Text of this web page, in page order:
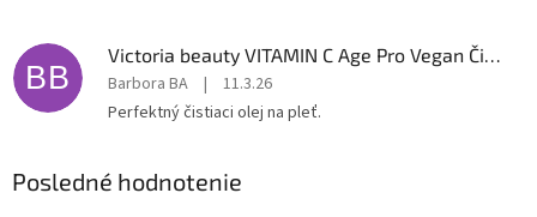
BB
Victoria beauty VITAMIN C Age Pro Vegan Čistiaci pleťový olej s vitamínom C a skvalanom 150 ml
Barbora BA |
11.3.26
Perfektný čistiaci olej na pleť.
Posledné hodnotenie